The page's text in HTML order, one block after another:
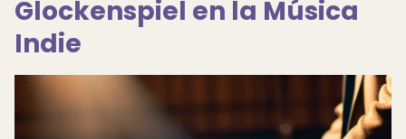
Glockenspiel en la Música
Indie